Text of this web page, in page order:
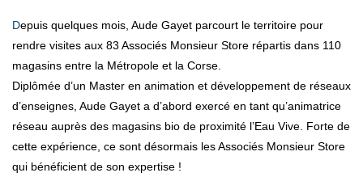
Depuis quelques mois, Aude Gayet parcourt le territoire pour
rendre visites aux 83 Associés Monsieur Store répartis dans 110
magasins entre la Métropole et la Corse.
Diplômée d’un Master en animation et développement de réseaux
d’enseignes, Aude Gayet a d’abord exercé en tant qu’animatrice
réseau auprès des magasins bio de proximité l’Eau Vive. Forte de
cette expérience, ce sont désormais les Associés Monsieur Store
qui bénéficient de son expertise !